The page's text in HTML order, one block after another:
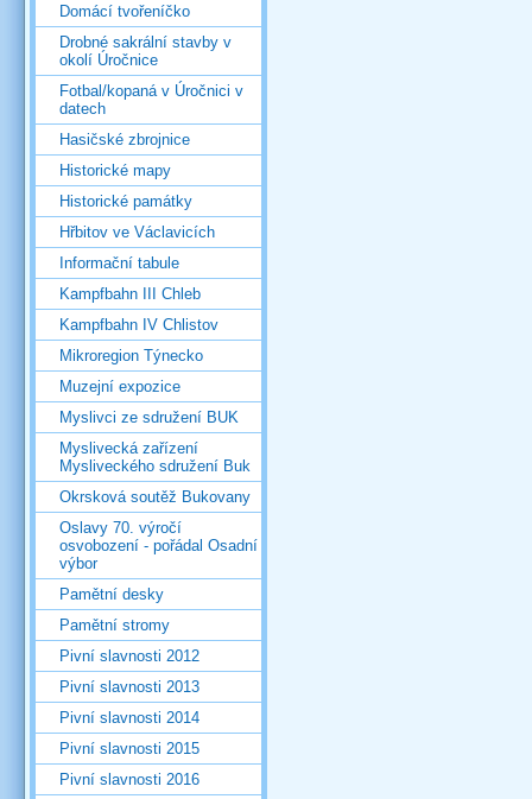
Domácí tvořeníčko
Drobné sakrální stavby v
okolí Úročnice
Fotbal/kopaná v Úročnici v
datech
Hasičské zbrojnice
Historické mapy
Historické památky
Hřbitov ve Václavicích
Informační tabule
Kampfbahn III Chleb
Kampfbahn IV Chlistov
Mikroregion Týnecko
Muzejní expozice
Myslivci ze sdružení BUK
Myslivecká zařízení
Mysliveckého sdružení Buk
Okrsková soutěž Bukovany
Oslavy 70. výročí
osvobození - pořádal Osadní
výbor
Pamětní desky
Pamětní stromy
Pivní slavnosti 2012
Pivní slavnosti 2013
Pivní slavnosti 2014
Pivní slavnosti 2015
Pivní slavnosti 2016